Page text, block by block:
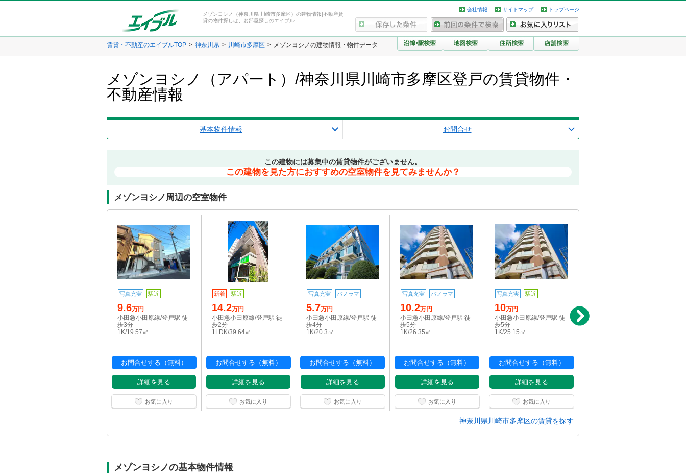
メゾンヨシノ（神奈川県 川崎市多摩区）の建物情報|不動産賃
貸の物件探しは、お部屋探しのエイブル
会社情報 サイトマップ トップページ
賃貸・不動産のエイブルTOP 神奈川県 川崎市多摩区 メゾンヨシノの建物情報・物件データ
メゾンヨシノ（アパート）/神奈川県川崎市多摩区登戸の賃貸物件・
不動産情報
基本物件情報 お問合せ
この建物には募集中の賃貸物件がございません。
この建物を見た方におすすめの空室物件を見てみませんか？
メゾンヨシノ周辺の空室物件
写真充実 駅近
9.6万円
小田急小田原線/登戸駅 徒
歩3分
1K/19.57㎡
お問合せする（無料）
詳細を見る
お気に入り
新着 駅近
14.2万円
小田急小田原線/登戸駅 徒
歩2分
1LDK/39.64㎡
お問合せする（無料）
詳細を見る
お気に入り
写真充実 パノラマ
5.7万円
小田急小田原線/登戸駅 徒
歩4分
1K/20.3㎡
お問合せする（無料）
詳細を見る
お気に入り
写真充実 パノラマ
10.2万円
小田急小田原線/登戸駅 徒
歩5分
1K/26.35㎡
お問合せする（無料）
詳細を見る
お気に入り
写真充実 駅近
10万円
小田急小田原線/登戸駅 徒
歩5分
1K/25.15㎡
お問合せする（無料）
詳細を見る
お気に入り
小田急小田原線/登戸駅 徒
神奈川県川崎市多摩区の賃貸を探す
メゾンヨシノの基本物件情報